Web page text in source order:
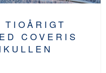
TIOÅRIGT
COVERIS